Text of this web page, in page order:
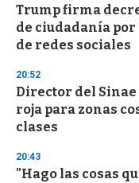
Trump firma
de ciudadanía
de redes sociales
20:52
Director del
roja para zonas
clases
20:43
"Hago las cosas